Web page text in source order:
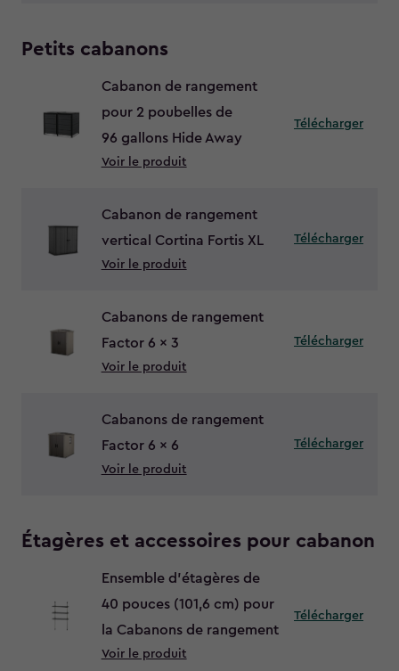
Petits cabanons
Cabanon de rangement
pour 2 poubelles de
96 gallons Hide Away
Voir le produit
Télécharger
Cabanon de rangement
vertical Cortina Fortis XL
Voir le produit
Télécharger
Cabanons de rangement
Factor 6 x 3
Voir le produit
Télécharger
Cabanons de rangement
Factor 6 x 6
Voir le produit
Télécharger
Étagères et accessoires pour cabanon
Ensemble d’étagères de
40 pouces (101,6 cm) pour
la Cabanons de rangement
Voir le produit
Télécharger